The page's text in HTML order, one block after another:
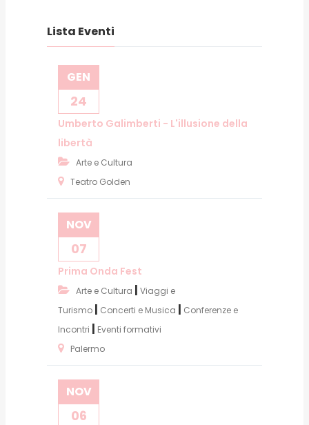
Lista Eventi
GEN
24
Umberto Galimberti - L'illusione della
libertà
Arte e Cultura
Teatro Golden
NOV
07
Prima Onda Fest
Arte e Cultura | Viaggi e
Turismo | Concerti e Musica | Conferenze e
Incontri | Eventi formativi
Palermo
NOV
06